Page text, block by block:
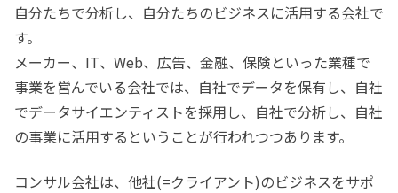
自分たちで分析し、自分たちのビジネスに活用する会社で
す。
メーカー、IT、Web、広告、金融、保険といった業種で
事業を営んでいる会社では、自社でデータを保有し、自社
でデータサイエンティストを採用し、自社で分析し、自社
の事業に活用するということが行われつつあります。
コンサル会社は、他社(=クライアント)のビジネスをサポ